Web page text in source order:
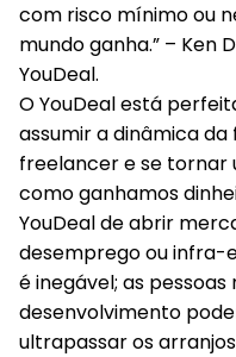
com risco mínimo ou
mundo ganha.” – Ken
YouDeal.
O YouDeal está
assumir a dinâmica
freelancer e se tornar
como ganhamos
YouDeal de abrir
desemprego ou
é inegável; as
desenvolvimento
ultrapassar os